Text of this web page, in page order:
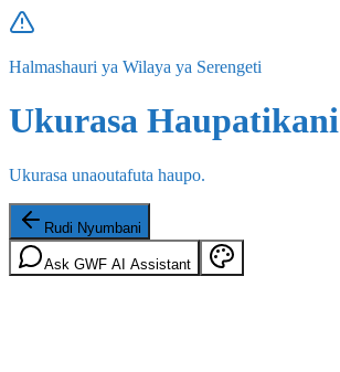
Halmashauri ya Wilaya ya Serengeti
Ukurasa Haupatikani
Ukurasa unaoutafuta haupo.
Rudi Nyumbani
Ask GWF AI Assistant